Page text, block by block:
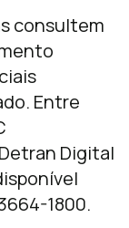
consultem
Entre
Digital
1800.